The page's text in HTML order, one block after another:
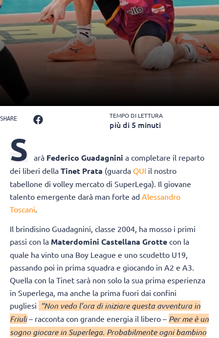
SHARE TEMPO DI LETTURA
più di 5 minuti
S arà Federico Guadagnini a completare il reparto
dei liberi della Tinet Prata (guarda QUI il nostro
tabellone di volley mercato di SuperLega). Il giovane
talento emergente darà man forte ad Alessandro
Toscani.
Il brindisino Guadagnini, classe 2004, ha mosso i primi
passi con la Materdomini Castellana Grotte con la
quale ha vinto una Boy League e uno scudetto U19,
passando poi in prima squadra e giocando in A2 e A3.
Quella con la Tinet sarà non solo la sua prima esperienza
in Superlega, ma anche la prima fuori dai confini
pugliesi “Non vedo l’ora di iniziare questa avventura in
Friuli– racconta con grande energia il libero – Per me è un
sogno giocare in Superlega. Probabilmente ogni bambino